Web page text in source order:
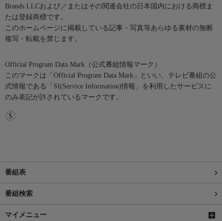
Brands LLCおよび／またはその関連会社の日本国内における商標ま
たは登録商標です。
このホームページに掲載している記事・写真等あらゆる素材の無断
複写・転載を禁じます。
Official Program Data Mark（公式番組情報マーク）
このマークは「Official Program Data Mark」といい、テレビ番組の公
式情報である「SI(Service Information)情報」を利用したサービスに
のみ表記が許されているマークです。
番組表
番組検索
マイメニュー